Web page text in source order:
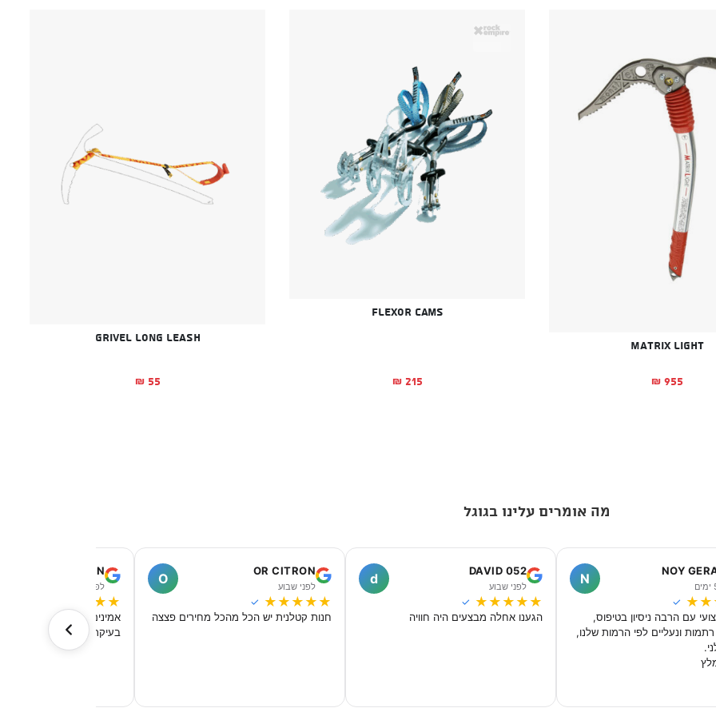
Matrix Light
₪ 955
Flexor cams
₪ 215
Grivel Long leash
₪ 55
מה אומרים עלינו בגוגל
NOY
N
★
★
✓
עם הרבה ניסיון בטיפוס,
רתמות ונעליים לפי הרמות שלנו,
DAVID 052
לפני שבוע
d
★
★
★
★
★
✓
הגענו אחלה מבצעים היה חוויה
OR CITRON
לפני שבוע
O
★
★
★
★
★
✓
חנות קטלנית יש הכל מהכל מחירים פצצה
MEIR DAHAN
לפני שבוע
★
★
אמינים מקצועיים מאוד,
בעיקר במבצעים 🖐